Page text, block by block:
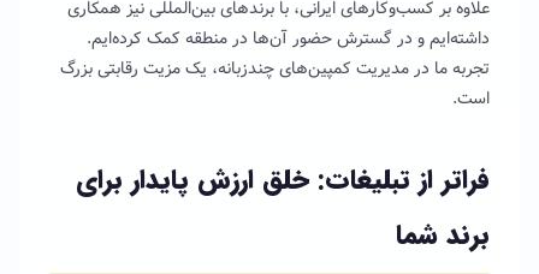
علاوه بر کسب‌وکارهای ایرانی، با برندهای بین‌المللی نیز همکاری
داشته‌ایم و در گسترش حضور آن‌ها در منطقه کمک کرده‌ایم.
تجربه ما در مدیریت کمپین‌های چندزبانه، یک مزیت رقابتی بزرگ
است.
فراتر از تبلیغات: خلق ارزش پایدار برای
برند شما